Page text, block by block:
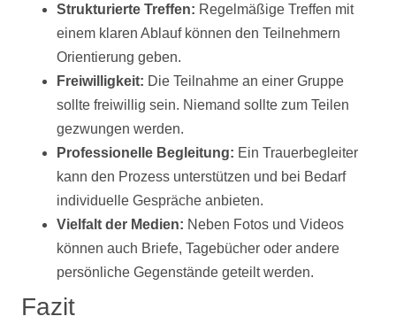
Strukturierte Treffen: Regelmäßige Treffen mit
einem klaren Ablauf können den Teilnehmern
Orientierung geben.
Freiwilligkeit: Die Teilnahme an einer Gruppe
sollte freiwillig sein. Niemand sollte zum Teilen
gezwungen werden.
Professionelle Begleitung: Ein Trauerbegleiter
kann den Prozess unterstützen und bei Bedarf
individuelle Gespräche anbieten.
Vielfalt der Medien: Neben Fotos und Videos
können auch Briefe, Tagebücher oder andere
persönliche Gegenstände geteilt werden.
Fazit